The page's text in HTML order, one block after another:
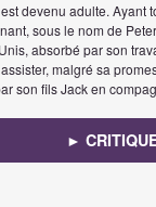
devenu adulte. Ayant
sous le nom de
absorbé par son
malgré sa
son fils Jack en
►